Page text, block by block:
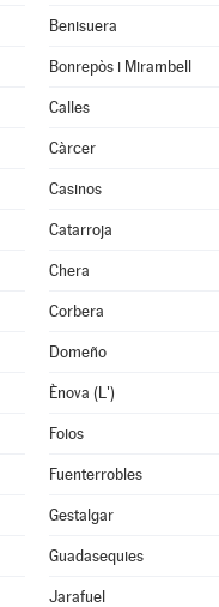
Benisuera
Bonrepòs i Mirambell
Calles
Càrcer
Casinos
Catarroja
Chera
Corbera
Domeño
Ènova (L')
Foios
Fuenterrobles
Gestalgar
Guadasequies
Jarafuel